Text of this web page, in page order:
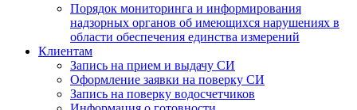
Порядок мониторинга и информирования
надзорных органов об имеющихся нарушениях в
области обеспечения единства измерений
Клиентам
Запись на прием и выдачу СИ
Оформление заявки на поверку СИ
Запись на поверку водосчетчиков